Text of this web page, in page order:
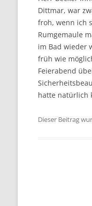
Dittmar, war
froh, wenn ich
Rumgemaule
im Bad wieder
früh wie
Feierabend
hatte natürlich
Dieser Beitrag